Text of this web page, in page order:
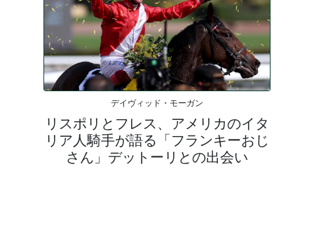
デイヴィッド・モーガン
リスポリとフレス、アメリカのイタ
リア人騎手が語る「フランキーおじ
さん」デットーリとの出会い